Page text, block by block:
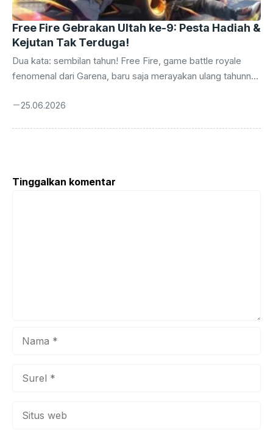
Free Fire Gebrakan Ultah ke-9: Pesta Hadiah &
Kejutan Tak Terduga!
Dua kata: sembilan tahun! Free Fire, game battle royale
fenomenal dari Garena, baru saja merayakan ulang tahunnya
euforia. Sebagai bentuk apresiasi kepada jutaan pemain
sebuah pesta besar yang dirancang untuk memberikan
25.06.2026
Tinggalkan komentar
web